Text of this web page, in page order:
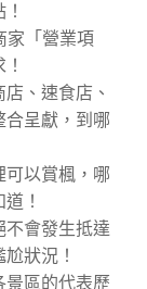
家「營業項
、速食店、
合呈獻，到哪
以賞楓，哪
！
會發生抵達
狀況！
區的代表歷